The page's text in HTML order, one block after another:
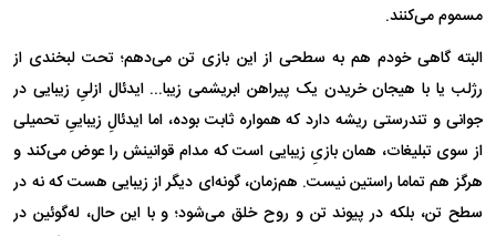
مسموم می‌کنند.
البته گاهی خودم هم به سطحی از این بازی تن می‌دهم؛ تحت لبخندی از
رژلب یا با هیجان خریدن یک پیراهن ابریشمی زیبا... ایدئال ازلیِ زیبایی در
جوانی و تندرستی ریشه دارد که همواره ثابت بوده، اما ایدئالِ زیباییِ تحمیلی
از سوی تبلیغات، همان بازیِ زیبایی است که مدام قوانینش را عوض می‌کند و
هرگز هم تماما راستین نیست. هم‌زمان، گونه‌ای دیگر از زیبایی هست که نه در
سطح تن، بلکه در پیوند تن و روح خلق می‌شود؛ و با این حال، له‌گوئین در